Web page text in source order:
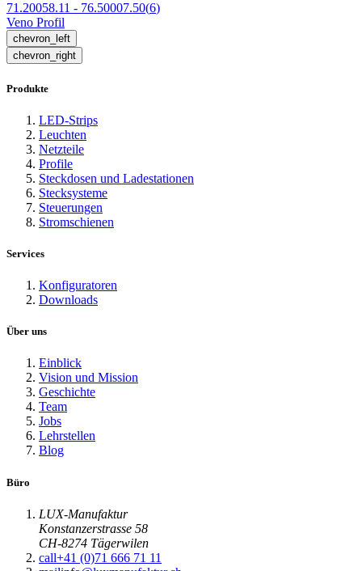
71.20058.11 - 76.50007.50(6)
Veno Profil
chevron_left
chevron_right
Produkte
LED-Strips
Leuchten
Netzteile
Profile
Steckdosen und Ladestationen
Stecksysteme
Steuerungen
Stromschienen
Services
Konfiguratoren
Downloads
Über uns
Einblick
Vision und Mission
Geschichte
Team
Jobs
Lehrstellen
Blog
Büro
LUX-Manufaktur
Konstanzerstrasse 58
CH-8274 Tägerwilen
call+41 (0)71 666 71 11